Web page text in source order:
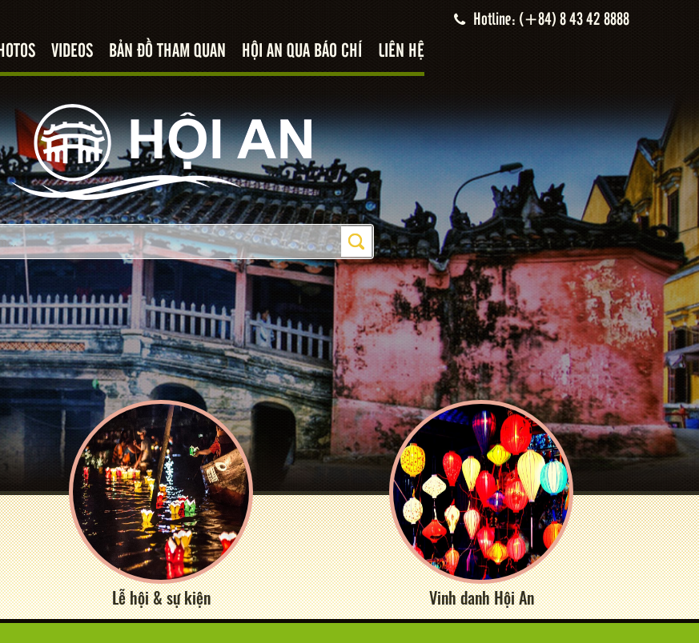
Hotline: (+84) 8 43 42 8888
VIDEOS BẢN ĐỒ THAM QUAN HỘI AN QUA BÁO CHÍ LIÊN HỆ
Lễ hội & sự kiện Vinh danh Hội An